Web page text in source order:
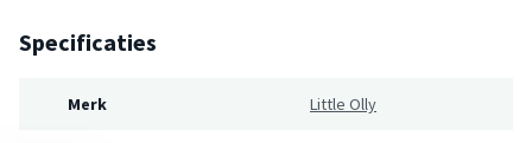
Specificaties
Merk Little Olly